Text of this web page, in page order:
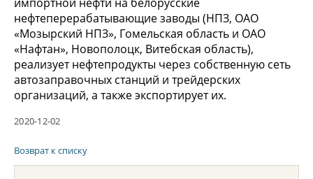
нефтеперерабатывающие заводы (НПЗ, ОАО
«Мозырский НПЗ», Гомельская область и ОАО
«Нафтан», Новополоцк, Витебская область),
реализует нефтепродукты через собственную сеть
автозаправочных станций и трейдерских
организаций, а также экспортирует их.
2020-12-02
Возврат к списку